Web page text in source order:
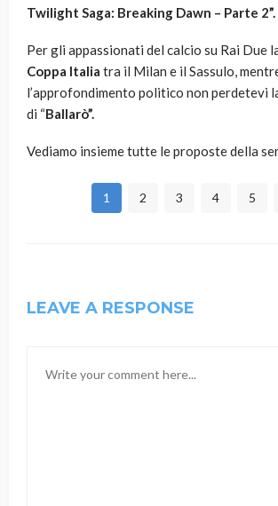
Twilight Saga: Breaking Dawn – Parte 2”.
Per gli appassionati del calcio su Rai Due
Coppa Italia tra il Milan e il Sassulo,
l’approfondimento politico non perdetevi
di “Ballarò”.
Vediamo insieme tutte le proposte della
1 2 3 4 5
LEAVE A RESPONSE